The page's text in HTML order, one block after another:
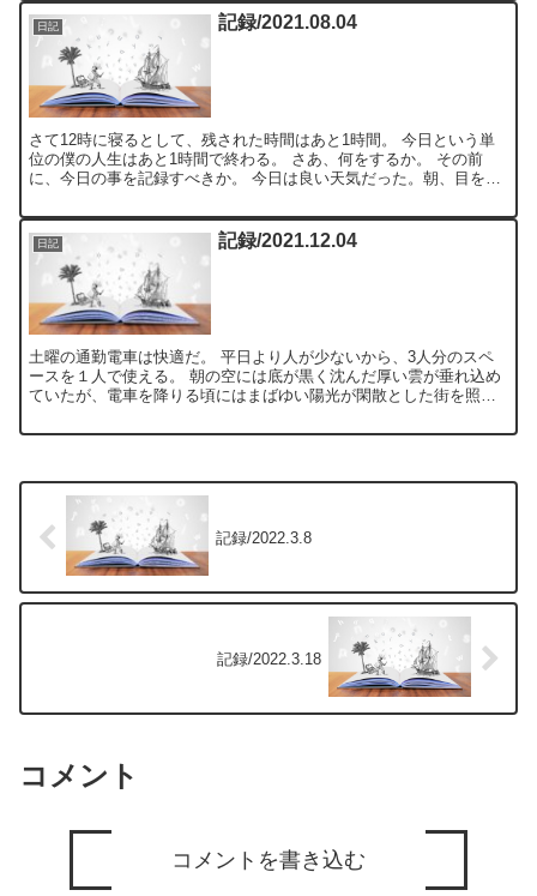
日記 記録/2021.08.04
さて12時に寝るとして、残された時間はあと1時間。 今日という単
位の僕の人生はあと1時間で終わる。 さあ、何をするか。 その前
に、今日の事を記録すべきか。 今日は良い天気だった。朝、目を覚
日記 記録/2021.12.04
土曜の通勤電車は快適だ。 平日より人が少ないから、3人分のスペ
ースを１人で使える。 朝の空には底が黒く沈んだ厚い雲が垂れ込め
ていたが、電車を降りる頃にはまばゆい陽光が閑散とした街を照ら
記録/2022.3.8
記録/2022.3.18
コメント
コメントを書き込む